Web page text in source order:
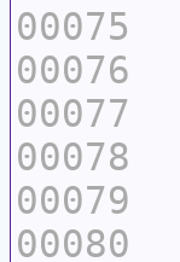
00075
00076
00077
00078
00079
00080